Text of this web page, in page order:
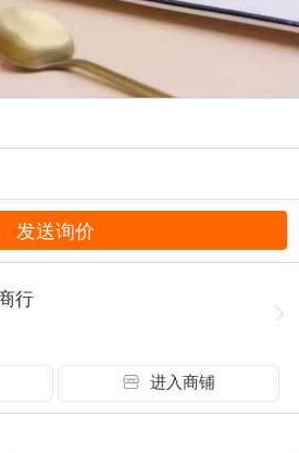
发送询价
行
进入商铺